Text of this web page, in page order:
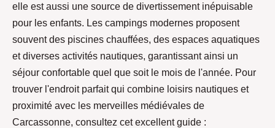
elle est aussi une source de divertissement inépuisable
pour les enfants. Les campings modernes proposent
souvent des piscines chauffées, des espaces aquatiques
et diverses activités nautiques, garantissant ainsi un
séjour confortable quel que soit le mois de l'année. Pour
trouver l'endroit parfait qui combine loisirs nautiques et
proximité avec les merveilles médiévales de
Carcassonne, consultez cet excellent guide :